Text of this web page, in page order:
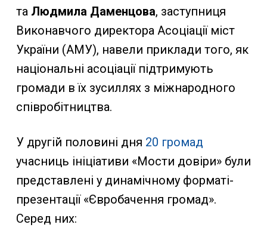
та Людмила Даменцова, заступниця
Виконавчого директора Асоціації міст
України (АМУ), навели приклади того, як
національні асоціації підтримують
громади в їх зусиллях з міжнародного
співробітництва.
У другій половині дня 20 громад
учасниць ініціативи «Мости довіри» були
представлені у динамічному форматі-
презентації «Євробачення громад».
Серед них: